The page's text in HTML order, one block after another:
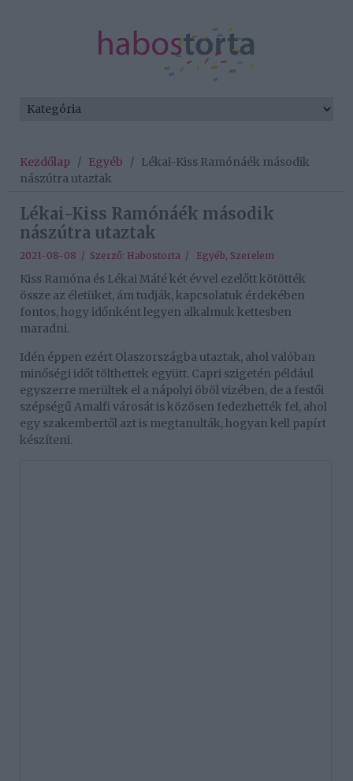
Kezdőlap / Egyéb / Lékai-Kiss Ramónáék második
nászútra utaztak
Lékai-Kiss Ramónáék második
nászútra utaztak
2021-08-08 / Szerző: Habostorta / Egyéb, Szerelem
Kiss Ramóna és Lékai Máté két évvel ezelőtt kötötték
össze az életüket, ám tudják, kapcsolatuk érdekében
fontos, hogy időnként legyen alkalmuk kettesben
maradni.
Idén éppen ezért Olaszországba utaztak, ahol valóban
minőségi időt tölthettek együtt. Capri szigetén például
egyszerre merültek el a nápolyi öböl vizében, de a festői
szépségű Amalfi városát is közösen fedezhették fel, ahol
egy szakembertől azt is megtanulták, hogyan kell papírt
készíteni.